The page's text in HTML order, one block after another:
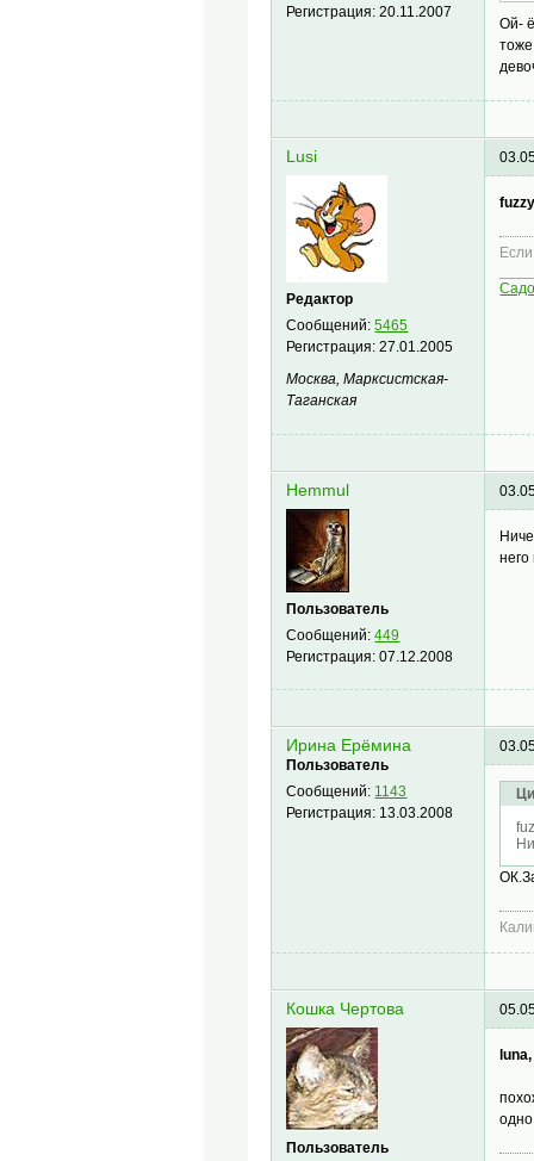
Регистрация:20.11.2007
Ой-
Lusi
Редактор
Сообщений:5465
Регистрация:27.01.2005
Москва, Марксистская-
Таганская
Hemmul
Пользователь
Сообщений:449
Регистрация:07.12.2008
Ирина Ерёмина
Пользователь
Сообщений: 1143
Регистрация: 13.03.2008
Кошка Чертова
Пользователь
luna,